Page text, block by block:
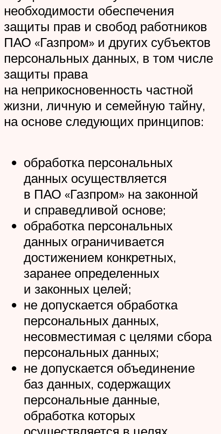
необходимости обеспечения
защиты прав и свобод работников
ПАО «Газпром» и других субъектов
персональных данных, в том числе
защиты права
на неприкосновенность частной
жизни, личную и семейную тайну,
на основе следующих принципов:
обработка персональных
данных осуществляется
в ПАО «Газпром» на законной
и справедливой основе;
обработка персональных
данных ограничивается
достижением конкретных,
заранее определенных
и законных целей;
не допускается обработка
персональных данных,
несовместимая с целями сбора
персональных данных;
не допускается объединение
баз данных, содержащих
персональные данные,
обработка которых